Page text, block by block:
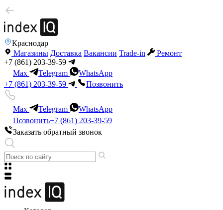
Краснодар
Магазины Доставка Вакансии Trade-in
Ремонт
+7 (861) 203-39-59
Max
Telegram
WhatsApp
+7 (861) 203-39-59
Позвонить
Max Telegram
WhatsApp
Позвонить+7 (861) 203-39-59
Заказать обратный звонок